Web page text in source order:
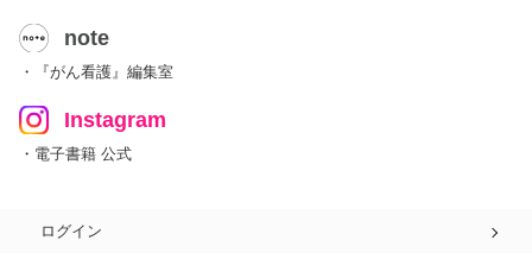
note
・『がん看護』編集室
Instagram
・電子書籍 公式
ログイン